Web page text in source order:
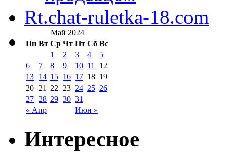
Rt.chat-ruletka-18.com
Май 2024
Пн Вт Ср Чт Пт Сб Вс
« Апр Июн »
1 2 3 4
5
6
7 8 9 10 11
12
13 14 15 16 17 18 19
20 21 22 23 24 25 26
27 28 29 30 31
Интересное